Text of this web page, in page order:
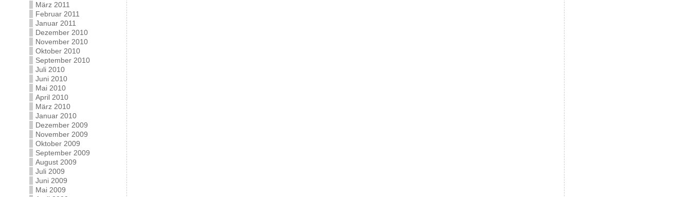
März 2011
Februar 2011
Januar 2011
Dezember 2010
November 2010
Oktober 2010
September 2010
Juli 2010
Juni 2010
Mai 2010
April 2010
März 2010
Januar 2010
Dezember 2009
November 2009
Oktober 2009
September 2009
August 2009
Juli 2009
Juni 2009
Mai 2009